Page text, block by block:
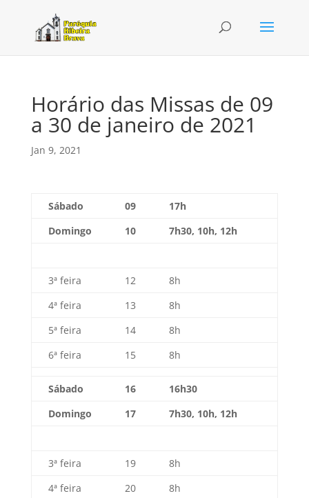
Horário das Missas de 09
a 30 de janeiro de 2021
Jan 9, 2021
Sábado 09
17h
Domingo
10 7h30, 10h, 12h
3ª feira 12
8h
4ª feira
13
8h
5ª feira
14
8h
6ª feira
15 8h
Sábado 16
16h30
Domingo
17 7h30, 10h, 12h
3ª feira 19
8h
4ª feira
20
8h